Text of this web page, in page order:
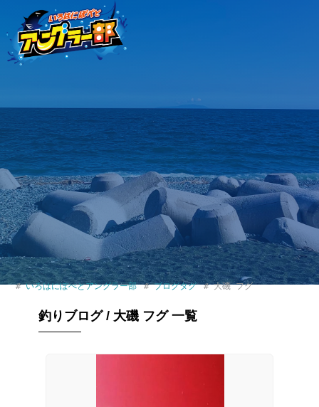
いろはにぽぺとアングラー部 ブログタグ 大磯 フグ
釣りブログ / 大磯 フグ 一覧